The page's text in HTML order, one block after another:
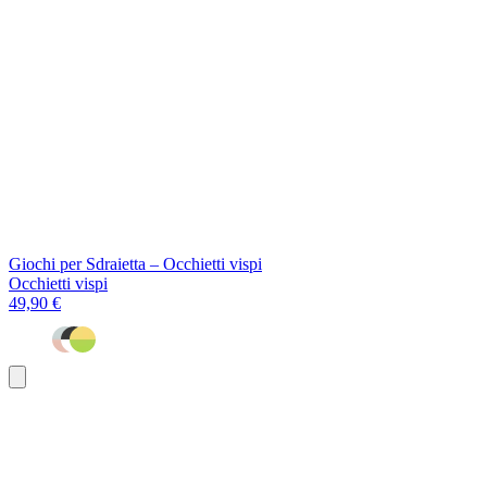
Giochi per Sdraietta – Occhietti vispi
Occhietti vispi
49,90 €
al